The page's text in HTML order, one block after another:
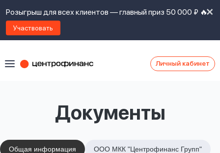
Розыгрыш для всех клиентов — главный приз 50 000 ₽ 🔥
Участвовать
Личный кабинет
Документы
Общая информация ООО МКК "Центрофинанс Групп"
ознакомлен
предоставления
займов,